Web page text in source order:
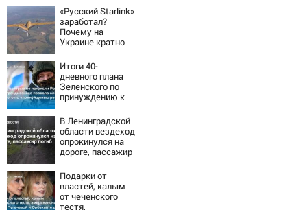
мог сдержать
слезы
«Русский Starlink»
заработал?
Почему на
Украине кратно
точность
попаданий по
объектам ВСУ
Итоги 40-
дневного плана
Зеленского по
принуждению к
ответила Россия,
полный разбор
провала операции
Украины от
военкора Коца
В Ленинградской
области вездеход
опрокинулся на
дороге, пассажир
Подарки от
властей, калым
от чеченского
тестя,